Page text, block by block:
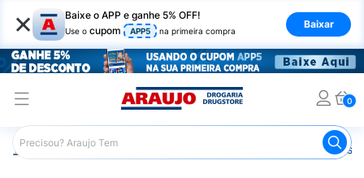
× Baixe o APP e ganhe 5% OFF!
Use o cupom APP5 na primeira compra
Baixar
0
Araujo Higiene Pessoal Lubrificantes